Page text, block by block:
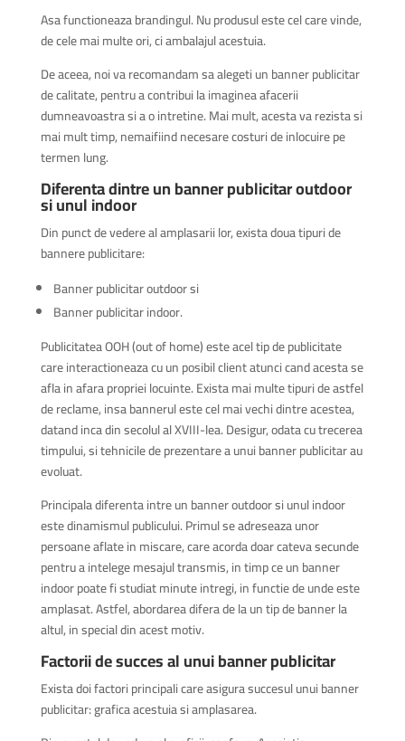
Asa functioneaza brandingul. Nu produsul este cel care vinde,
de cele mai multe ori, ci ambalajul acestuia.
De aceea, noi va recomandam sa alegeti un banner publicitar
de calitate, pentru a contribui la imaginea afacerii
dumneavoastra si a o intretine. Mai mult, acesta va rezista si
mai mult timp, nemaifiind necesare costuri de inlocuire pe
termen lung.
Diferenta dintre un banner publicitar outdoor
si unul indoor
Din punct de vedere al amplasarii lor, exista doua tipuri de
bannere publicitare:
Banner publicitar outdoor si
Banner publicitar indoor.
Publicitatea OOH (out of home) este acel tip de publicitate
care interactioneaza cu un posibil client atunci cand acesta se
afla in afara propriei locuinte. Exista mai multe tipuri de astfel
de reclame, insa bannerul este cel mai vechi dintre acestea,
datand inca din secolul al XVIII-lea. Desigur, odata cu trecerea
timpului, si tehnicile de prezentare a unui banner publicitar au
evoluat.
Principala diferenta intre un banner outdoor si unul indoor
este dinamismul publicului. Primul se adreseaza unor
persoane aflate in miscare, care acorda doar cateva secunde
pentru a intelege mesajul transmis, in timp ce un banner
indoor poate fi studiat minute intregi, in functie de unde este
amplasat. Astfel, abordarea difera de la un tip de banner la
altul, in special din acest motiv.
Factorii de succes al unui banner publicitar
Exista doi factori principali care asigura succesul unui banner
publicitar: grafica acestuia si amplasarea.